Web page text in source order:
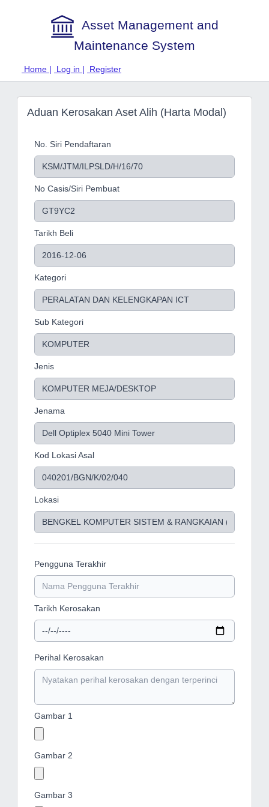
Asset Management and
Maintenance System
Home | Log in | Register
Aduan Kerosakan Aset Alih (Harta Modal)
No. Siri Pendaftaran
No Casis/Siri Pembuat
Tarikh Beli
Kategori
Sub Kategori
Jenis
Jenama
Kod Lokasi Asal
Lokasi
Pengguna Terakhir
Tarikh Kerosakan
Perihal Kerosakan
Gambar 1
Gambar 2
Gambar 3